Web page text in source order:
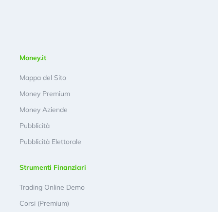
Money.it
Mappa del Sito
Money Premium
Money Aziende
Pubblicità
Pubblicità Elettorale
Strumenti Finanziari
Trading Online Demo
Corsi (Premium)